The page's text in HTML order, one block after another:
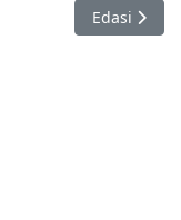
ootab
Järgmine
Edasi